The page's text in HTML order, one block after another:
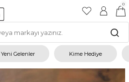
0
Yeni Gelenler Kime Hediye